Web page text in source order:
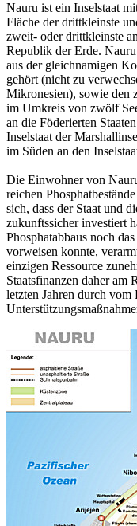
Nauru ist ein Inselstaat
Fläche der drittkleinste
zweit- oder drittkleinste
Republik der Erde.
aus der gleichnamigen
gehört (nicht zu
Mikronesien), sowie den
im Umkreis von zwölf
an die Föderierten
Inselstaat der
im Süden an den
Die Einwohner von
reichen
sich, dass der Staat und
zukunftssicher investiert
Phosphatabbaus noch
vorweisen konnte,
einzigen Ressource
Staatsfinanzen daher am
letzten Jahren durch